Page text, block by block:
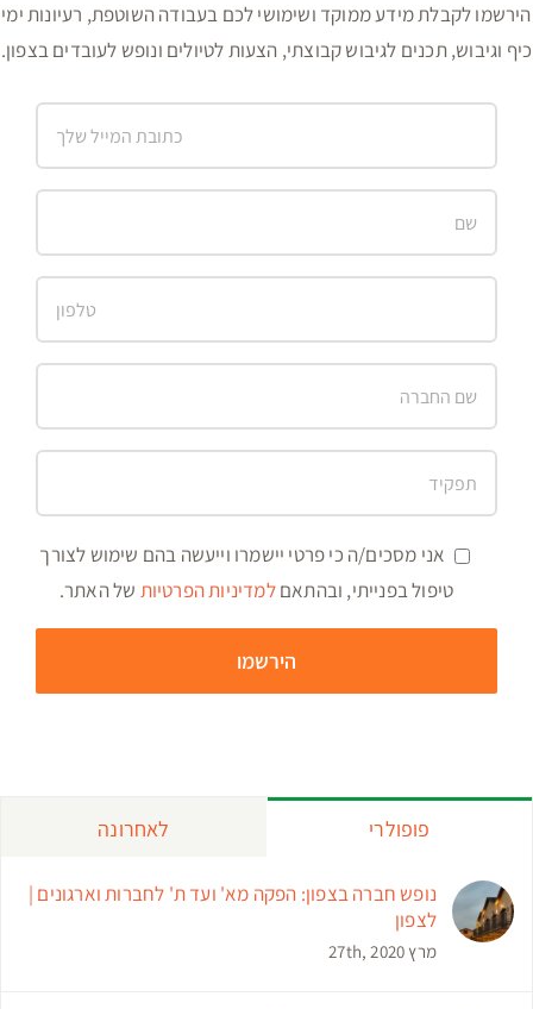
הירשמו לקבלת מידע ממוקד ושימושי לכם בעבודה השוטפת, רעיונות ימי
כיף וגיבוש, תכנים לגיבוש קבוצתי, הצעות לטיולים ונופש לעובדים בצפון.
אני מסכים/ה כי פרטי יישמרו וייעשה בהם שימוש לצורך
טיפול בפנייתי, ובהתאםלמדיניות הפרטיות של האתר.
פופולרי לאחרונה
נופש חברה בצפון: הפקה מא' ועד ת' לחברות וארגונים |
לצפון
מרץ 27th, 2020